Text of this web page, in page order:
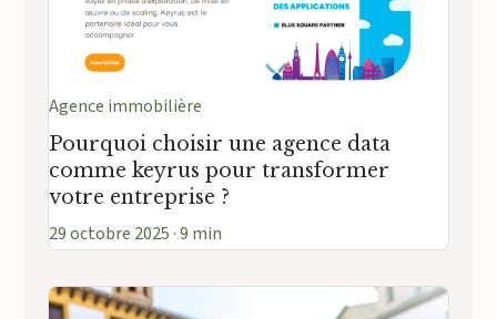
Agence immobilière
Pourquoi choisir une agence data
comme keyrus pour transformer
votre entreprise ?
29 octobre 2025 · 9 min